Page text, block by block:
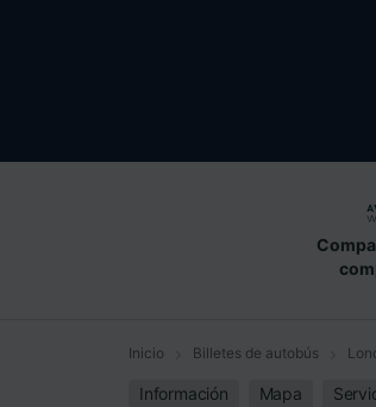
Inicio Billetes de autobús
Información Mapa